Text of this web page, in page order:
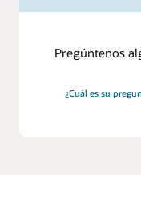
Pregúntenos
¿Cuál es su